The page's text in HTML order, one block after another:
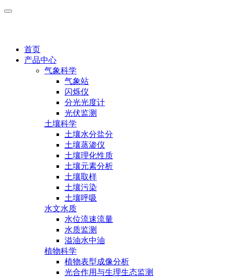
首页
产品中心
气象科学
气象站
闪烁仪
分光光度计
光伏监测
土壤科学
土壤水分盐分
土壤蒸渗仪
土壤理化性质
土壤元素分析
土壤取样
土壤污染
土壤呼吸
水文水质
水位流速流量
水质监测
溢油水中油
植物科学
植物表型成像分析
光合作用与生理生态监测